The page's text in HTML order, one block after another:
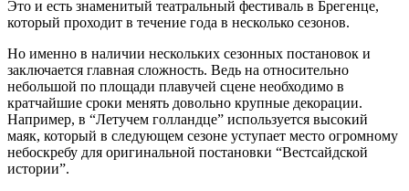
Это и есть знаменитый театральный фестиваль в Брегенце,
который проходит в течение года в несколько сезонов.
Но именно в наличии нескольких сезонных постановок и
заключается главная сложность. Ведь на относительно
небольшой по площади плавучей сцене необходимо в
кратчайшие сроки менять довольно крупные декорации.
Например, в “Летучем голландце” используется высокий
маяк, который в следующем сезоне уступает место огромному
небоскребу для оригинальной постановки “Вестсайдской
истории”.